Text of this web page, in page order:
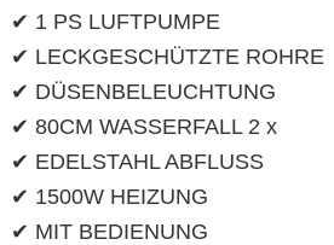
✔ 1 PS LUFTPUMPE
✔ LECKGESCHÜTZTE ROHRE
✔ DÜSENBELEUCHTUNG
✔ 80CM WASSERFALL 2 x
✔ EDELSTAHL ABFLUSS
✔ 1500W HEIZUNG
✔ MIT BEDIENUNG